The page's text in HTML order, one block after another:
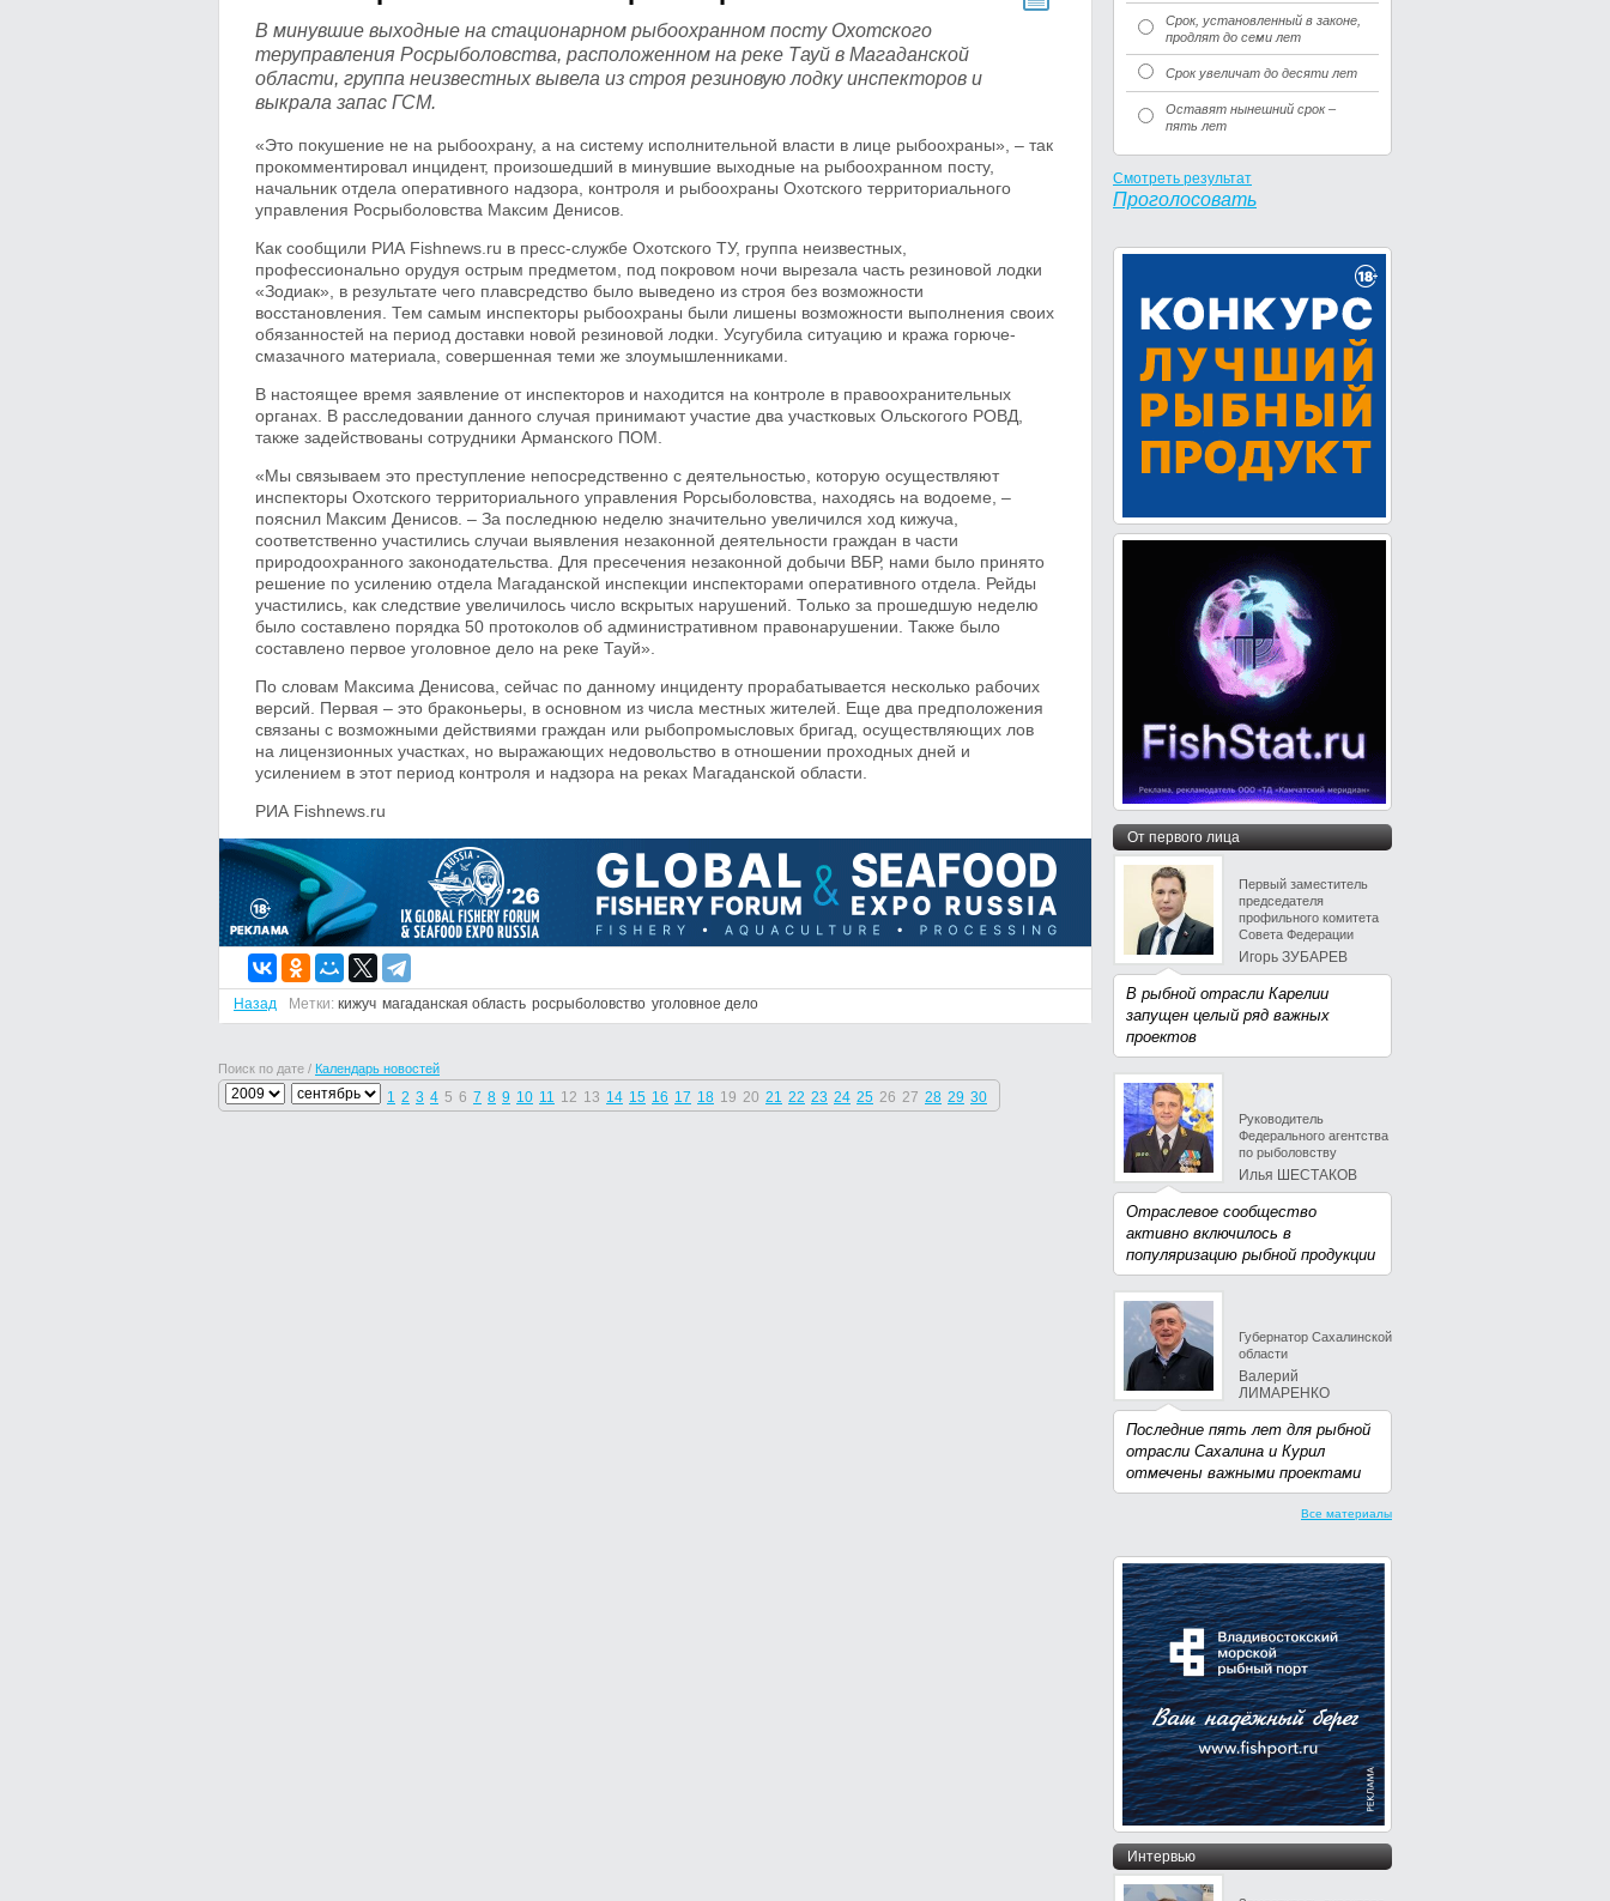
В минувшие выходные на стационарном рыбоохранном посту Охотского
теруправления Росрыболовства, расположенном на реке Тауй в Магаданской
области, группа неизвестных вывела из строя резиновую лодку инспекторов и
выкрала запас ГСМ.
«Это покушение не на рыбоохрану, а на систему исполнительной власти в лице рыбоохраны», – так
прокомментировал инцидент, произошедший в минувшие выходные на рыбоохранном посту,
начальник отдела оперативного надзора, контроля и рыбоохраны Охотского территориального
управления Росрыболовства Максим Денисов.
Как сообщили РИА Fishnews.ru в пресс-службе Охотского ТУ, группа неизвестных,
профессионально орудуя острым предметом, под покровом ночи вырезала часть резиновой лодки
«Зодиак», в результате чего плавсредство было выведено из строя без возможности
восстановления. Тем самым инспекторы рыбоохраны были лишены возможности выполнения своих
обязанностей на период доставки новой резиновой лодки. Усугубила ситуацию и кража горюче-
смазачного материала, совершенная теми же злоумышленниками.
В настоящее время заявление от инспекторов и находится на контроле в правоохранительных
органах. В расследовании данного случая принимают участие два участковых Ольскогого РОВД,
также задействованы сотрудники Арманского ПОМ.
«Мы связываем это преступление непосредственно с деятельностью, которую осуществляют
инспекторы Охотского территориального управления Рорсыболовства, находясь на водоеме, –
пояснил Максим Денисов. – За последнюю неделю значительно увеличился ход кижуча,
соответственно участились случаи выявления незаконной деятельности граждан в части
природоохранного законодательства. Для пресечения незаконной добычи ВБР, нами было принято
решение по усилению отдела Магаданской инспекции инспекторами оперативного отдела. Рейды
участились, как следствие увеличилось число вскрытых нарушений. Только за прошедшую неделю
было составлено порядка 50 протоколов об административном правонарушении. Также было
составлено первое уголовное дело на реке Тауй».
По словам Максима Денисова, сейчас по данному инциденту прорабатывается несколько рабочих
версий. Первая – это браконьеры, в основном из числа местных жителей. Еще два предположения
связаны с возможными действиями граждан или рыбопромысловых бригад, осуществляющих лов
на лицензионных участках, но выражающих недовольство в отношении проходных дней и
усилением в этот период контроля и надзора на реках Магаданской области.
РИА Fishnews.ru
Назад Метки: кижуч магаданская область росрыболовство уголовное дело
Поиск по дате / Календарь новостей
1 2 3 4 5 6 7 8 9 10 11 12 13 14 15 16 17 18 19 20 21 22 23 24 25 26 27 28 29 30
Срок, установленный в законе,
продлят до семи лет
Срок увеличат до десяти лет
Оставят нынешний срок –
пять лет
Смотреть результат
Проголосовать
От первого лица
Первый заместитель
председателя
профильного комитета
Совета Федерации
Игорь ЗУБАРЕВ
В рыбной отрасли Карелии
запущен целый ряд важных
проектов
Руководитель
Федерального агентства
по рыболовству
Илья ШЕСТАКОВ
Отраслевое сообщество
активно включилось в
популяризацию рыбной продукции
Губернатор Сахалинской
области
Валерий
ЛИМАРЕНКО
Последние пять лет для рыбной
отрасли Сахалина и Курил
отмечены важными проектами
Все материалы
Интервью